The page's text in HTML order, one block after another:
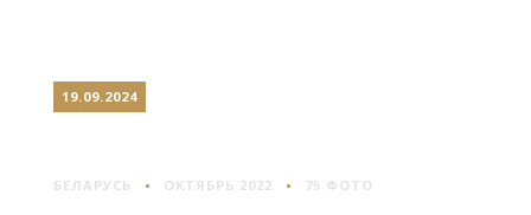
19.09.2024
БЕЛАРУСЬ ОКТЯБРЬ 2022 75 ФОТО